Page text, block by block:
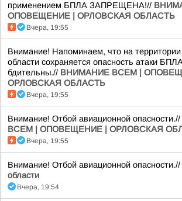
применением БПЛА ЗАПРЕЩЕНА!//
ОПОВЕЩЕНИЕ | ОРЛОВСКАЯ ОБЛАСТЬ
Вчера, 19:55
Внимание! Напоминаем, что на
области сохраняется опасность атаки
бдительны.// ВНИМАНИЕ ВСЕМ |
ОРЛОВСКАЯ ОБЛАСТЬ
Вчера, 19:55
Внимание! Отбой авиационной опасности.//
ВСЕМ | ОПОВЕЩЕНИЕ | ОРЛОВСКАЯ
Вчера, 19:55
Внимание! Отбой авиационной опасности.//
области
Вчера, 19:54